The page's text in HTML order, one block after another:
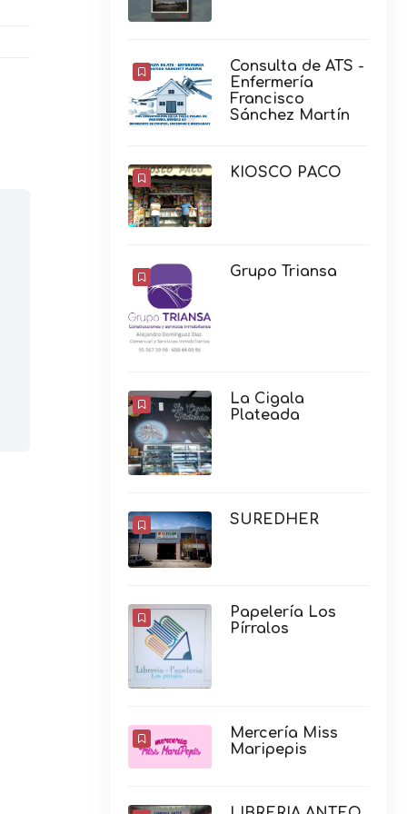
Consulta de ATS -
Enfermería
Francisco
Sánchez Martín
KIOSCO PACO
Grupo Triansa
La Cigala
Plateada
SUREDHER
Papelería Los
Pírralos
Mercería Miss
Maripepis